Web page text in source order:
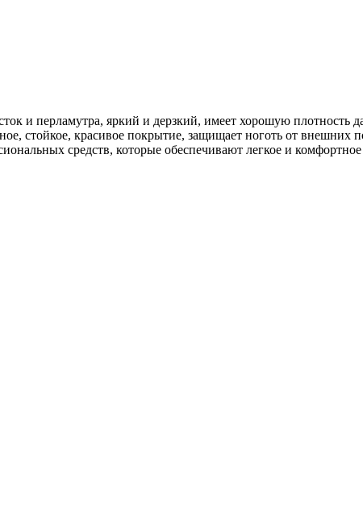
и перламутра, яркий и дерзкий, имеет хорошую плотность
стойкое, красивое покрытие, защищает ноготь от
средств, которые обеспечивают легкое и